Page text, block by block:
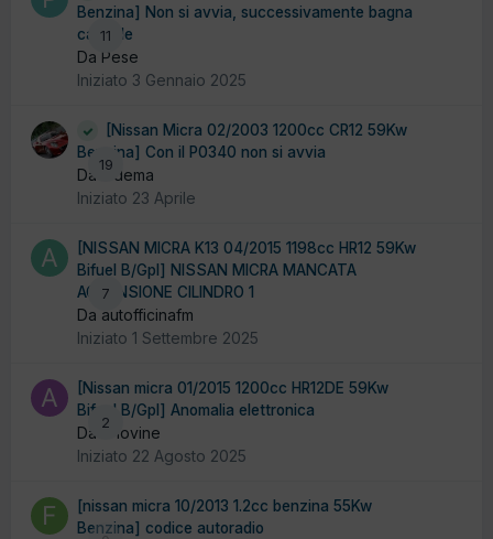
11
Benzina] Non si avvia, successivamente bagna
candele
Da Pese
Iniziato 3 Gennaio 2025
19
[Nissan Micra 02/2003 1200cc CR12 59Kw
Benzina] Con il P0340 non si avvia
Da ludema
Iniziato 23 Aprile
7
[NISSAN MICRA K13 04/2015 1198cc HR12 59Kw
Bifuel B/Gpl] NISSAN MICRA MANCATA
ACCENSIONE CILINDRO 1
Da autofficinafm
Iniziato 1 Settembre 2025
2
[Nissan micra 01/2015 1200cc HR12DE 59Kw
Bifuel B/Gpl] Anomalia elettronica
Da a-iovine
Iniziato 22 Agosto 2025
[nissan micra 10/2013 1.2cc benzina 55Kw
Benzina] codice autoradio